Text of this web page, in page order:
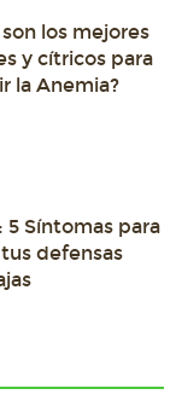
son los mejores
y cítricos para
la Anemia?
5 Síntomas para
defensas